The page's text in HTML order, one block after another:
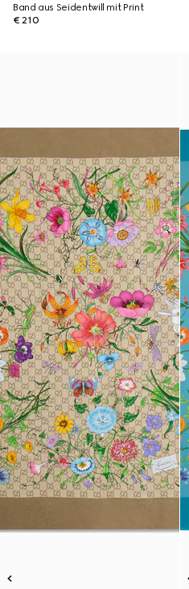
Band aus Seidentwill mit Print
€ 210